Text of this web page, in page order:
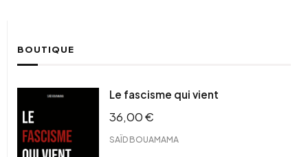
BOUTIQUE
Le fascisme qui vient
36,00€
SAÏD BOUAMAMA